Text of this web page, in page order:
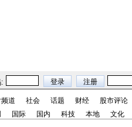
频道 社会 话题 财经
股市评论
国际 国内 科技 本地 文化